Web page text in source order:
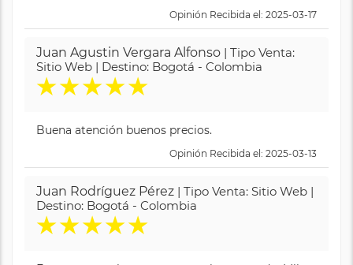
Opinión Recibida el: 2025-03-17
Juan Agustin Vergara Alfonso | Tipo Venta:
Sitio Web | Destino: Bogotá - Colombia
★★★★★
Buena atención buenos precios.
Opinión Recibida el: 2025-03-13
Juan Rodríguez Pérez | Tipo Venta: Sitio Web |
Destino: Bogotá - Colombia
★★★★★